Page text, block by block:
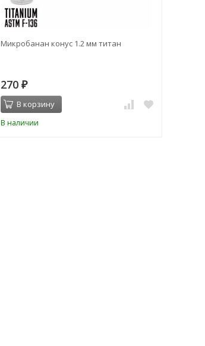
Микробанан конус 1.2 мм титан
270 ₽
В корзину
В наличии